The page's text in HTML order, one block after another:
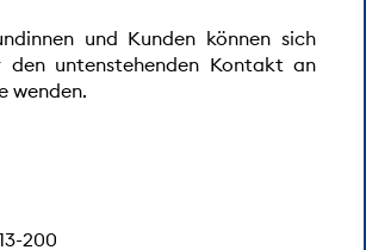
und Kunden können sich
den untenstehenden Kontakt an
wenden.
200